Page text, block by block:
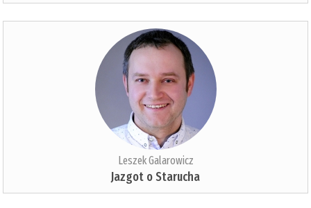
Leszek Galarowicz
Jazgot o Starucha